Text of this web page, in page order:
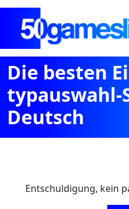
Die besten
typauswahl-
Deutsch
Entschuldigung, kein